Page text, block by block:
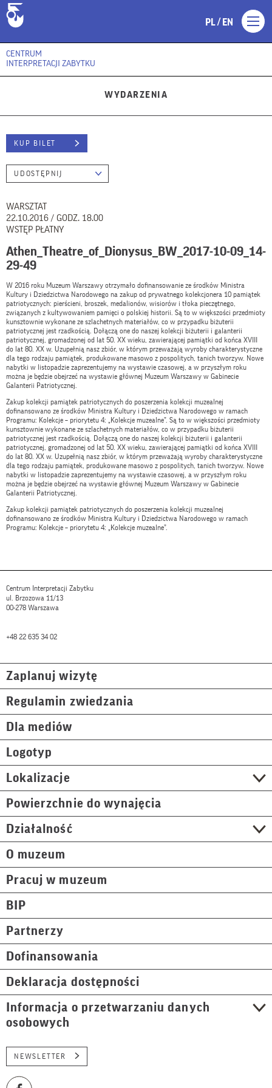
PL/ EN
CENTRUM
INTERPRETACJI ZABYTKU
WYDARZENIA
KUP BILET
UDOSTĘPNIJ
WARSZTAT
22.10.2016 / GODZ. 18.00
WSTĘP PŁATNY
Athen_Theatre_of_Dionysus_BW_2017-10-09_14-
29-49
W 2016 roku Muzeum Warszawy otrzymało dofinansowanie ze środków Ministra
Kultury i Dziedzictwa Narodowego na zakup od prywatnego kolekcjonera 10 pamiątek
patriotycznych: pierścieni, broszek, medalionów, wisiorów i tłoka pieczętnego,
związanych z kultywowaniem pamięci o polskiej historii. Są to w większości przedmioty
kunsztownie wykonane ze szlachetnych materiałów, co w przypadku biżuterii
patriotycznej jest rzadkością. Dołączą one do naszej kolekcji biżuterii i galanterii
patriotycznej, gromadzonej od lat 50. XX wieku, zawierającej pamiątki od końca XVIII
do lat 80. XX w. Uzupełnią nasz zbiór, w którym przeważają wyroby charakterystyczne
dla tego rodzaju pamiątek, produkowane masowo z pospolitych, tanich tworzyw. Nowe
nabytki w listopadzie zaprezentujemy na wystawie czasowej, a w przyszłym roku
można je będzie obejrzeć na wystawie głównej Muzeum Warszawy w Gabinecie
Galanterii Patriotycznej.
Zakup kolekcji pamiątek patriotycznych do poszerzenia kolekcji muzealnej
dofinansowano ze środków Ministra Kultury i Dziedzictwa Narodowego w ramach
Programu: Kolekcje – priorytetu 4: „Kolekcje muzealne”. Są to w większości przedmioty
kunsztownie wykonane ze szlachetnych materiałów, co w przypadku biżuterii
patriotycznej jest rzadkością. Dołączą one do naszej kolekcji biżuterii i galanterii
patriotycznej, gromadzonej od lat 50. XX wieku, zawierającej pamiątki od końca XVIII
do lat 80. XX w. Uzupełnią nasz zbiór, w którym przeważają wyroby charakterystyczne
dla tego rodzaju pamiątek, produkowane masowo z pospolitych, tanich tworzyw. Nowe
nabytki w listopadzie zaprezentujemy na wystawie czasowej, a w przyszłym roku
można je będzie obejrzeć na wystawie głównej Muzeum Warszawy w Gabinecie
Galanterii Patriotycznej.
Zakup kolekcji pamiątek patriotycznych do poszerzenia kolekcji muzealnej
dofinansowano ze środków Ministra Kultury i Dziedzictwa Narodowego w ramach
Programu: Kolekcje – priorytetu 4: „Kolekcje muzealne”.
Centrum Interpretacji Zabytku
ul. Brzozowa 11/13
00-278 Warszawa
+48 22 635 34 02
Zaplanuj wizytę
Regulamin zwiedzania
Dla mediów
Logotyp
Lokalizacje
Powierzchnie do wynajęcia
Działalność
O muzeum
Pracuj w muzeum
BIP
Partnerzy
Dofinansowania
Deklaracja dostępności
Informacja o przetwarzaniu danych
osobowych
NEWSLETTER